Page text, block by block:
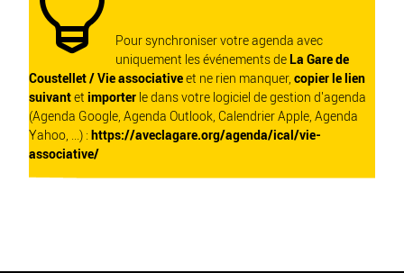
Pour synchroniser votre agenda avec
uniquement les événements de La Gare de
Coustellet / Vie associativeet ne rien manquer, copier le lien
suivantet importer le dans votre logiciel de gestion d'agenda
(Agenda Google, Agenda Outlook, Calendrier Apple, Agenda
Yahoo, ...) : https://aveclagare.org/agenda/ical/vie-
associative/